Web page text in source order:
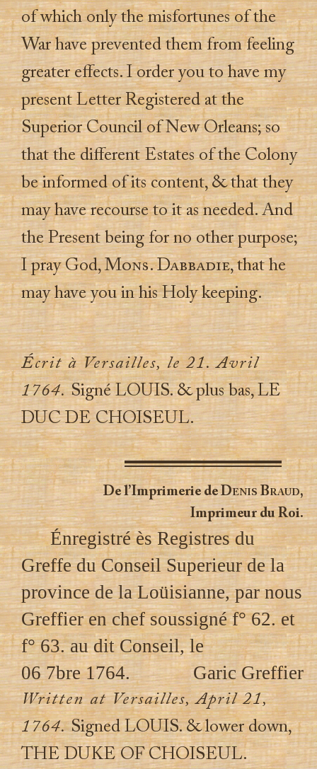
of which only the misfortunes of the
War have prevented them from feeling
greater effects. I order you to have my
present Letter Registered at the
Superior Council of New Orleans; so
that the different Estates of the Colony
be informed of its content, & that they
may have recourse to it as needed. And
the Present being for no other purpose;
I pray God,Mons. Dabbadie, that he
may have you in his Holy keeping.
Écrit à Versailles, le 21. Avril
1764.Signé LOUIS. & plus bas, LE
DUC DE CHOISEUL.
De l’Imprimerie deDenis Braud,
Imprimeur du Roi.
Énregistré ès Registres du
Greffe du Conseil Superieur de la
province de la Loüisianne, par nous
Greffier en chef soussigné f° 62. et
f° 63. au dit Conseil, le
06 7bre 1764.
Garic Greffier
Written at Versailles, April 21,
1764.Signed LOUIS. & lower down,
THE DUKE OF CHOISEUL.